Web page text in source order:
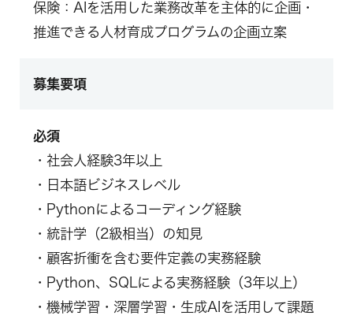
保険：AIを活用した業務改革を主体的に企画・
推進できる人材育成プログラムの企画立案
募集要項
必須
・社会人経験3年以上
・日本語ビジネスレベル
・Pythonによるコーディング経験
・統計学（2級相当）の知見
・顧客折衝を含む要件定義の実務経験
・Python、SQLによる実務経験（3年以上）
・機械学習・深層学習・生成AIを活用して課題